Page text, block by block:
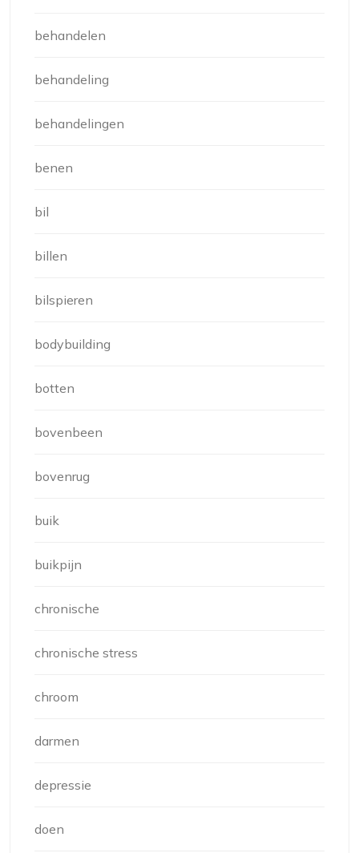
behandelen
behandeling
behandelingen
benen
bil
billen
bilspieren
bodybuilding
botten
bovenbeen
bovenrug
buik
buikpijn
chronische
chronische stress
chroom
darmen
depressie
doen